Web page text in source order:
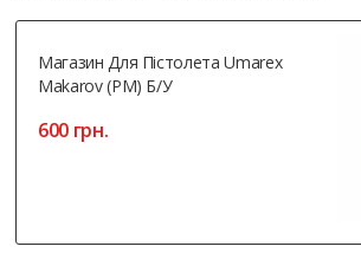
Магазин Для Пістолета Umarex
Makarov (PM) Б/У
600 грн.